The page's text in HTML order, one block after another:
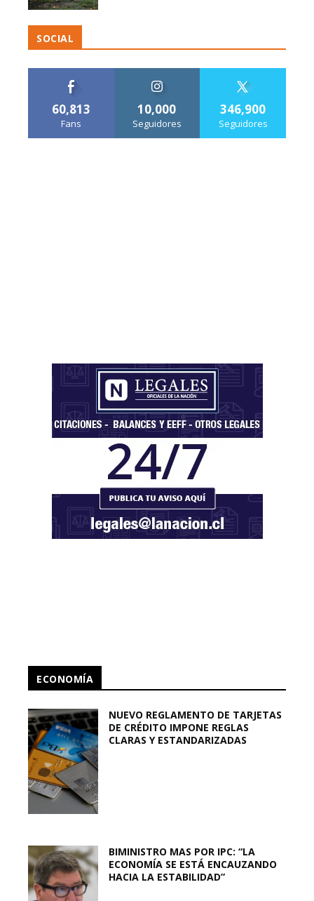
SOCIAL
60,813
Fans
10,000
Seguidores
346,900
Seguidores
ECONOMÍA
NUEVO REGLAMENTO DE TARJETAS
DE CRÉDITO IMPONE REGLAS
CLARAS Y ESTANDARIZADAS
BIMINISTRO MAS POR IPC: “LA
ECONOMÍA SE ESTÁ ENCAUZANDO
HACIA LA ESTABILIDAD”